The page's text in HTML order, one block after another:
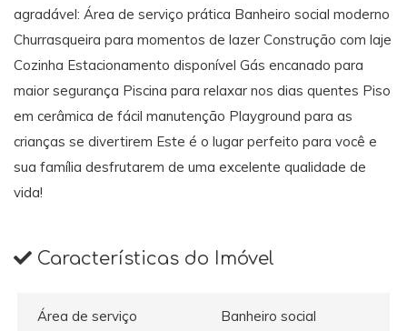
agradável: Área de serviço prática Banheiro social moderno
Churrasqueira para momentos de lazer Construção com laje
Cozinha Estacionamento disponível Gás encanado para
maior segurança Piscina para relaxar nos dias quentes Piso
em cerâmica de fácil manutenção Playground para as
crianças se divertirem Este é o lugar perfeito para você e
sua família desfrutarem de uma excelente qualidade de
vida!
Características do Imóvel
Área de serviço
Banheiro social